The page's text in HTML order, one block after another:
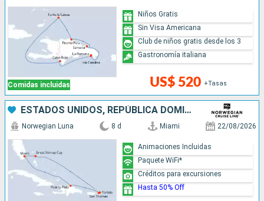
Comidas incluidas US$ 520 +Tasas
Niños Gratis
Sin Visa Americana
Club de niños gratis desde los 3
Gastronomía italiana
ESTADOS UNIDOS, REPÚBLICA DOMINICANA, BAHAMAS
Norwegian Luna 8 d Miami 22/08/2026
Animaciones Incluidas
Paquete WiFi*
Créditos para excursiones
Hasta 50% Off